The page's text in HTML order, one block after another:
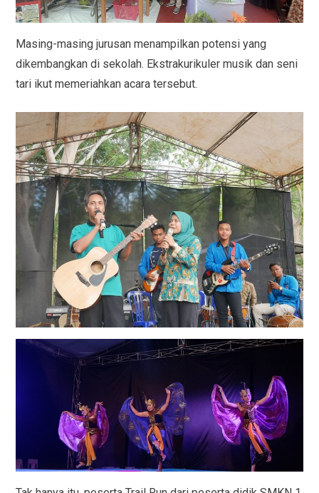
Masing-masing jurusan menampilkan potensi yang
dikembangkan di sekolah. Ekstrakurikuler musik dan seni
tari ikut memeriahkan acara tersebut.